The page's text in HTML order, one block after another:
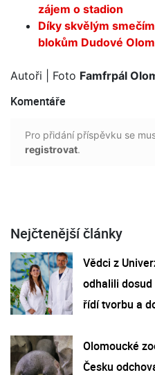
zájem o stadion
Díky skvělým
blokům Dudové
Autoři | Foto Famfrpál
Komentáře
Pro přidání příspěvku se
registrovat.
Nejčtenější články
Vědci z
odhalili
řídí tvorbu a
Olomoucké
Česku